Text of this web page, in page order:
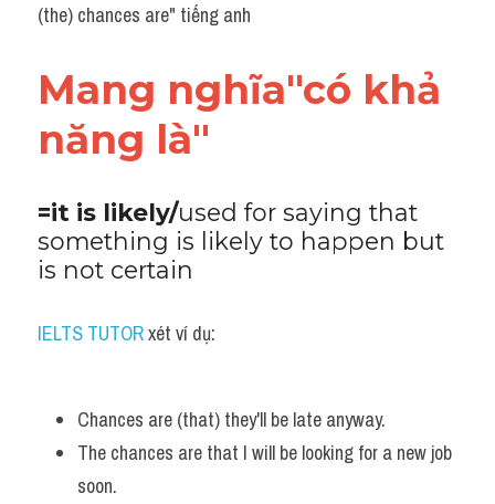
Word form
Cách dùng từ
Đề thi thật Task 2
Writing
Vocabulary
(the) chances are​" tiếng anh
Mang nghĩa"có khả
năng là"
=it is likely/used for saying that
something is likely to happen but
is not certain
IELTS TUTOR xét ví dụ:
Chances are (that) they'll be late anyway.
The chances are that I will be looking for a new job
soon.